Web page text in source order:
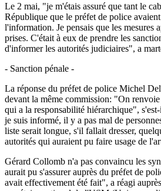
Le 2 mai, "je m'étais assuré que tant le
République que le préfet de police
l'information. Je pensais que les mesures
prises. C'était à eux de prendre les
d'informer les autorités judiciaires", a
- Sanction pénale -
La réponse du préfet de police Michel
devant la même commission: "On
qui a la responsabilité hiérarchique",
je suis informé, il y a pas mal de
liste serait longue, s'il fallait dresser,
autorités qui auraient pu faire usage de
Gérard Collomb n'a pas convaincu les
aurait pu s'assurer auprès du préfet de
avait effectivement été fait", a réagi